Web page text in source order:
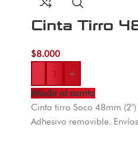
Cinta Tirro
$8.000
-
+
Añadir al carrito
Cinta tirro Soco 48mm
Adhesivo removible.